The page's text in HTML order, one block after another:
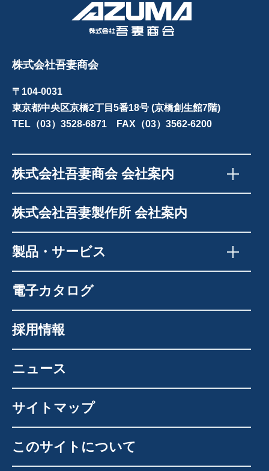
株式会社吾妻商会
〒104-0031
東京都中央区京橋2丁目5番18号 (京橋創生館7階)
TEL（03）3528-6871 FAX（03）3562-6200
株式会社吾妻商会 会社案内
株式会社吾妻製作所 会社案内
製品・サービス
電子カタログ
採用情報
ニュース
サイトマップ
このサイトについて